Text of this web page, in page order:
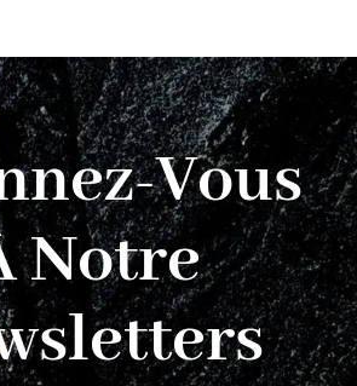
Vous
Notre